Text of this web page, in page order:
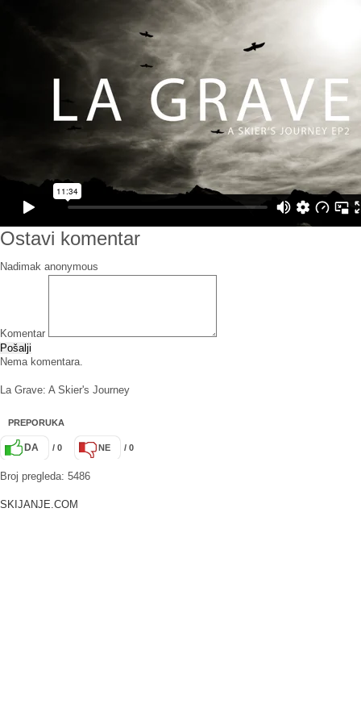
Ostavi komentar
Nadimak
Komentar
Pošalji
Nema komentara.
La Grave: A Skier's Journey
PREPORUKA
DA / 0 NE / 0
Broj pregleda: 5486
SKIJANJE.COM